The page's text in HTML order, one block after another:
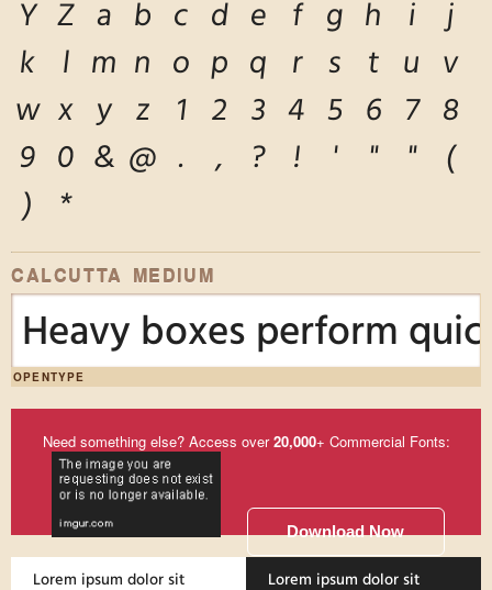
Y Z a b c d e f g h i
j
k
l m n o p q r s t u
v
w
x y z 1 2 3 4 5 6 7
8
9
0 & @ . , ? ! ' " "
(
)
*
CALCUTTA MEDIUM
Heavy boxes perform
OPENTYPE
Need something else? Access over20,000+ Commercial Fonts:
Download Now
Lorem ipsum dolor sit
Lorem ipsum dolor sit